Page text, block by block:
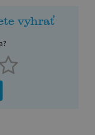
vyhrať